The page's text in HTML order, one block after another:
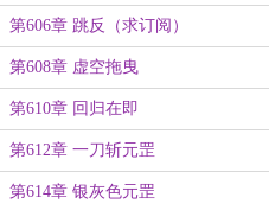
第606章 跳反（求订阅）
第608章 虚空拖曳
第610章 回归在即
第612章 一刀斩元罡
第614章 银灰色元罡